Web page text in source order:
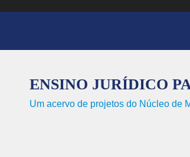
ENSINO JURÍDICO
Um acervo de projetos do Núcleo de